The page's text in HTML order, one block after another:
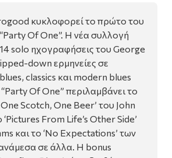
κυκλοφορεί το πρώτο του
Of One”. Η νέα συλλογή
solo ηχογραφήσεις του George
down ερμηνείες σε
classics και modern blues
Of One” περιλαμβάνει το
Scotch, One Beer’ του John
From Life’s Other Side’
και το ‘No Expectations’ των
σε άλλα. Η bonus